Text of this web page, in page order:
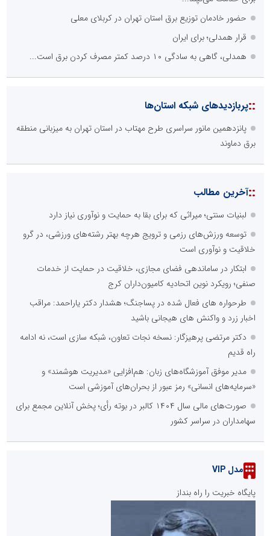
حضور خادمان توزیع برق استان تهران در کربلای معلی
قرار همدلی؛ برای ایران
همدلی، گاهی به سادگی ۱۰ درصد کمتر مصرف کردن برق است...
::پربازدیدهای شبکه استان‌ها
پانزدهمین مانور سراسری طرح مهتاب در استان تهران به میزبانی منطقه
برق دماوند
::آخرین مطالب
لبنیات سنتی؛ میراثی که برای بقا به حمایت و نوآوری نیاز دارد
توسعه ورزش‌های رزمی و ترویج هرچه بهتر رشته‌های ورزشی، در گرو
خلاقیت و نوآوری است
ابتکار در ساماندهی فضای مجازی، خلاقیت در حمایت از خدمات
صنفی؛ رویکرد نوین اتحادیه کامیون‌داران کرج
طرحواره های فعال شده در پساجنگ؛ هشدار دکتر یاراحمد: مراقب
اخبار زرد و واکنش های هیجانی باشید
دکتر مرتضی پرهیزگار: نسخه نجات تعاون، شبکه سازی است، نه ادامه
راه قدیم
مدیر موفق آموزشگاه‌های زبان: هم‌افزایی «مدیریت هوشمند» و
«سرمایه‌های انسانی» رمز عبور از بحران‌های آموزشی است
صورت‌های مالی سال ۱۴۰۴ کالبر در بوته رأی؛ پخش آنلاین مجمع برای
سهامداران در سراسر کشور
مدل VIP
پایگاه خبریت را راه بنداز